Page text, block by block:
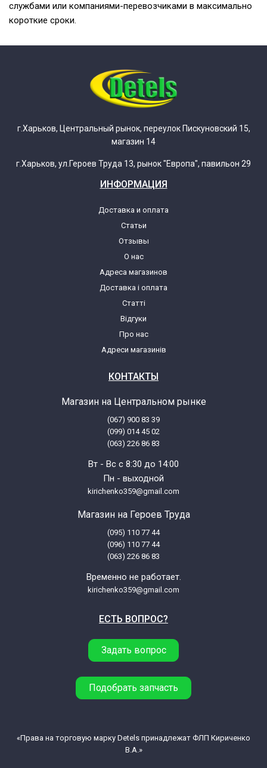
службами или компаниями-перевозчиками в максимально
короткие сроки.
г.Харьков, Центральный рынок, переулок Пискуновский 15,
магазин 14
г.Харьков, ул.Героев Труда 13, рынок "Европа", павильон 29
ИНФОРМАЦИЯ
Доставка и оплата
Статьи
Отзывы
О нас
Адреса магазинов
Доставка і оплата
Статті
Відгуки
Про нас
Адреси магазинів
КОНТАКТЫ
Магазин на Центральном рынке
(067) 900 83 39
(099) 014 45 02
(063) 226 86 83
Вт - Вс с 8:30 до 14:00
Пн - выходной
kirichenko359@gmail.com
Магазин на Героев Труда
(095) 110 77 44
(096) 110 77 44
(063) 226 86 83
Временно не работает.
kirichenko359@gmail.com
ЕСТЬ ВОПРОС?
Задать вопрос
Подобрать запчасть
«Права на торговую марку Detels принадлежат ФЛП Кириченко
В.А.»